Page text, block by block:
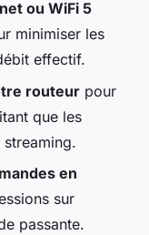
ou WiFi 5
minimiser les
effectif.
routeur pour
que les
en
sur
passante.